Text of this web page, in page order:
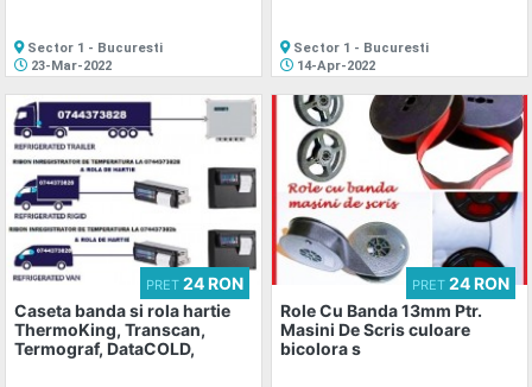
Sector 1 - Bucuresti
23-Mar-2022
Sector 1 - Bucuresti
14-Apr-2022
Caseta banda si rola hartie
ThermoKing, Transcan,
Termograf, DataCOLD,
PRET24 RON
Role Cu Banda 13mm Ptr.
Masini De Scris culoare
bicolora s
PRET24 RON